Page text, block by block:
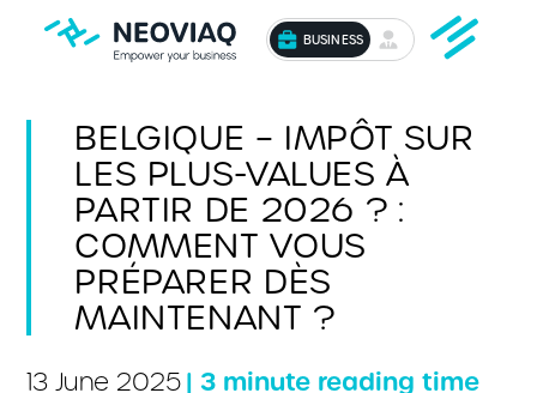
BUSINESS
BELGIQUE – IMPÔT SUR
LES PLUS-VALUES À
PARTIR DE 2026 ? :
COMMENT VOUS
PRÉPARER DÈS
MAINTENANT ?
13 June 2025| 3 minute reading time